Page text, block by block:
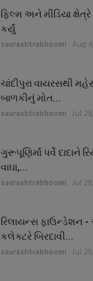
ફિલ્મ અને મીડિયા
કર્યું
saurashtrabhoomi Aug
ચાંદીપુરા વાયરસથી
બાળકીનું મોત...
saurashtrabhoomi Jul
ગુરૂપૂણિર્માં પર્વે દાદાને
વાઘા,...
saurashtrabhoomi Jul
રિલાયન્સ ફાઉન્ડેશન
કલેક્ટરે બિરદાવી...
saurashtrabhoomi Jul